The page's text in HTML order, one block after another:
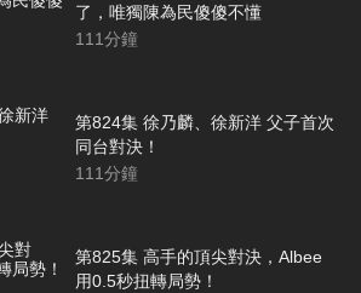
了，唯獨陳為民傻傻不懂
111分鐘
第824集 徐乃麟、徐新洋 父子首次
同台對決！
111分鐘
第825集 高手的頂尖對決，Albee
用0.5秒扭轉局勢！